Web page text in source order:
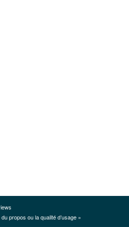
propos ou la qualité d’usage »